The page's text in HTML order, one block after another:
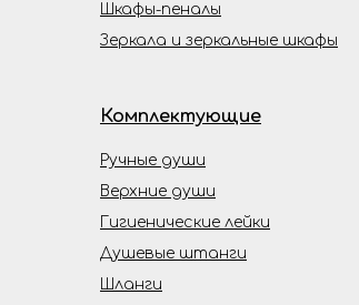
Шкафы-пеналы
Зеркала и зеркальные шкафы
Комплектующие
Ручные души
Верхние души
Гигиенические лейки
Шланги
Душевые штанги